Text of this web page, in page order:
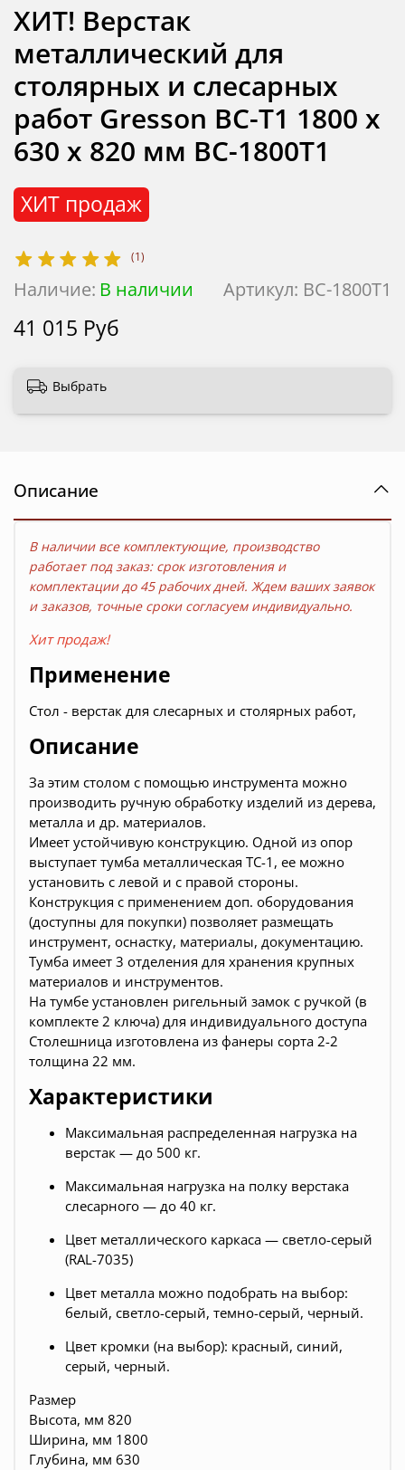
(1)
Артикул: ВС-1800Т1
Наличие: В наличии
ХИТ продаж
ХИТ! Верстак
металлический для
столярных и слесарных
работ Gresson ВС-Т1 1800 х
630 х 820 мм ВС-1800Т1
41 015 Руб
Выбрать
Описание
В наличии все комплектующие, производство
работает под заказ: срок изготовления и
комплектации до 45 рабочих дней. Ждем ваших заявок
и заказов, точные сроки согласуем индивидуально.
Хит продаж!
Применение
Стол - верстак для слесарных и столярных работ,
Описание
За этим столом с помощью инструмента можно
производить ручную обработку изделий из дерева,
металла и др. материалов.
Имеет устойчивую конструкцию. Одной из опор
выступает тумба металлическая ТС-1, ее можно
установить с левой и с правой стороны.
Конструкция с применением доп. оборудования
(доступны для покупки) позволяет размещать
инструмент, оснастку, материалы, документацию.
Тумба имеет 3 отделения для хранения крупных
материалов и инструментов.
На тумбе установлен ригельный замок с ручкой (в
комплекте 2 ключа) для индивидуального доступа
Столешница изготовлена из фанеры сорта 2-2
толщина 22 мм.
Характеристики
Максимальная распределенная нагрузка на
верстак — до 500 кг.
Максимальная нагрузка на полку верстака
слесарного — до 40 кг.
Цвет металлического каркаса — светло-серый
(RAL-7035)
Цвет металла можно подобрать на выбор:
белый, светло-серый, темно-серый, черный.
Цвет кромки (на выбор): красный, синий,
серый, черный.
Размер
Высота, мм 820
Ширина, мм 1800
Глубина, мм 630